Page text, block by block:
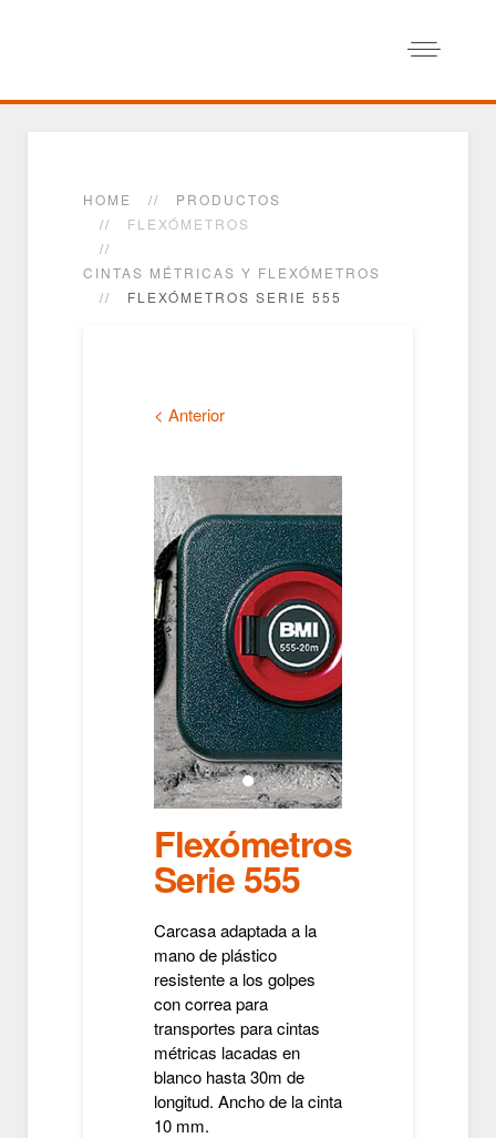
HOME
PRODUCTOS
FLEXÓMETROS
CINTAS MÉTRICAS Y FLEXÓMETROS
FLEXÓMETROS SERIE 555
< Anterior
Flexómetros
Serie 555
Carcasa adaptada a la
mano de plástico
resistente a los golpes
con correa para
transportes para cintas
métricas lacadas en
blanco hasta 30m de
longitud. Ancho de la cinta
10 mm.